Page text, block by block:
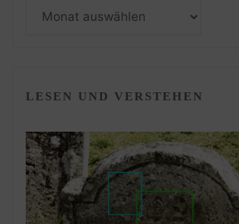
Monatsarchiv
LESEN UND VERSTEHEN